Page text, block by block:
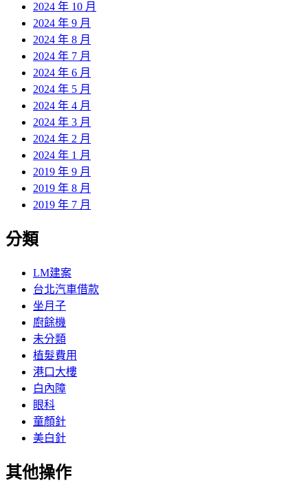
2024 年 10 月
2024 年 9 月
2024 年 8 月
2024 年 7 月
2024 年 6 月
2024 年 5 月
2024 年 4 月
2024 年 3 月
2024 年 2 月
2024 年 1 月
2019 年 9 月
2019 年 8 月
2019 年 7 月
分類
LM建案
台北汽車借款
坐月子
廚餘機
未分類
植髮費用
港口大樓
白內障
眼科
童顏針
美白針
其他操作